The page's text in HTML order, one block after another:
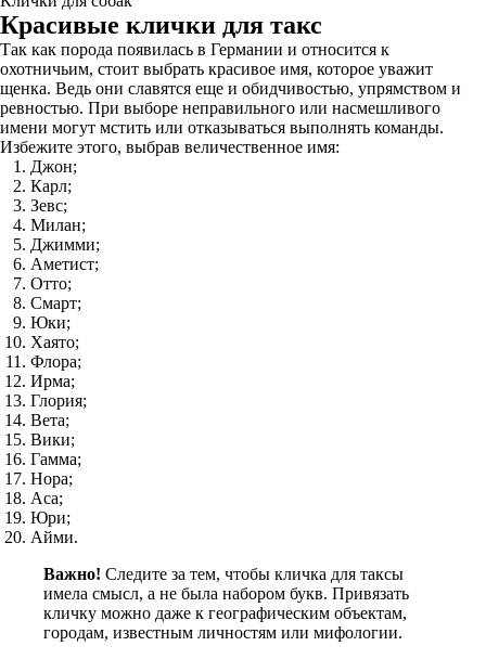
Красивые клички для такс
Так как порода появилась в Германии и относится к
охотничьим, стоит выбрать красивое имя, которое уважит
щенка. Ведь они славятся еще и обидчивостью, упрямством и
ревностью. При выборе неправильного или насмешливого
имени могут мстить или отказываться выполнять команды.
Избежите этого, выбрав величественное имя:
Джон;
Карл;
Зевс;
Милан;
Джимми;
Аметист;
Отто;
Смарт;
Юки;
Хаято;
Флора;
Ирма;
Глория;
Вета;
Вики;
Гамма;
Нора;
Аса;
Юри;
Айми.
Важно! Следите за тем, чтобы кличка для таксы
имела смысл, а не была набором букв. Привязать
кличку можно даже к географическим объектам,
городам, известным личностям или мифологии.